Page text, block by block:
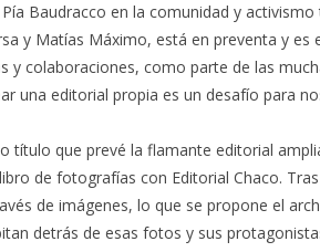
Baudracco en la comunidad y
y Matías Máximo, está en preventa y
y colaboraciones, como parte de las
una editorial propia es un desafío para
título que prevé la flamante editorial
de fotografías con Editorial Chaco.
de imágenes, lo que se propone el
detrás de esas fotos y sus